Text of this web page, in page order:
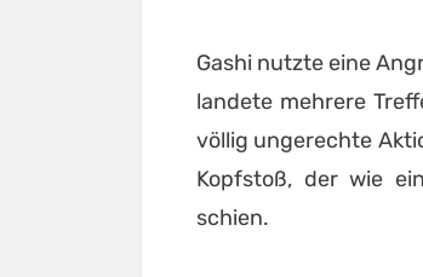
Gashi nutzte eine
landete mehrere
völlig ungerechte
Kopfstoß, der wie
schien.